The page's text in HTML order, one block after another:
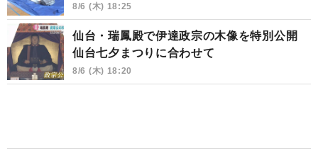
8/6 (木) 18:25
仙台・瑞鳳殿で伊達政宗の木像を特別公開
仙台七夕まつりに合わせて
8/6 (木) 18:20